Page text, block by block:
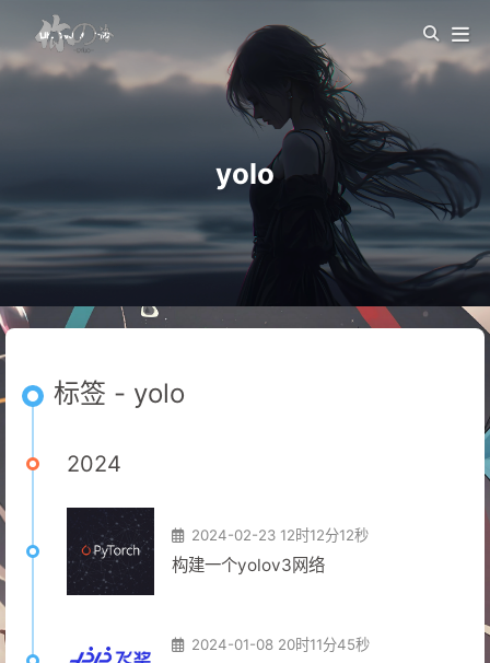
yolo
标签 - yolo
2024
2024-02-23 12时12分12秒
构建一个yolov3网络
2024-01-08 20时11分45秒